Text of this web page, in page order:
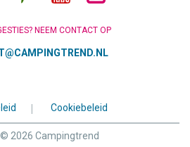
NEEM CONTACT OP
Cookiebeleid
2026 Campingtrend